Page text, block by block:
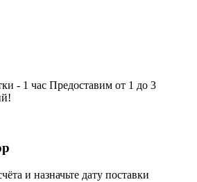
- 1 час Предоставим от 1 до 3
и назначьте дату поставки